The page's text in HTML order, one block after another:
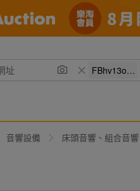
音響設備 床頭音響、組合音響